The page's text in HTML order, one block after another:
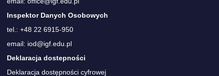
Inspektor Danych Osobowych
tel.: +48 22 6915-950
email: iod@igf.edu.pl
Deklaracja dostepności
Deklaracja dostępności cyfrowej